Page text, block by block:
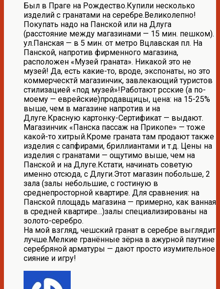
Был в Праге на Рождество.Купили несколько
изделий с гранатами на серебре.Великолепно!
Покупать надо на Панской или на Длуга
(расстояние между магазинами — 15 мин. пешком).
ул.Панская — в 5 мин. от метро Вцлавская пл. На
Панской, напротив фирменного магазина,
расположен «Музей граната». Никакой это не
музей! Да, есть какие-то, вроде, экспонаты, но это
коммерческтй магазинчик, завлекающий туристов
стилизацией «под музей»!Работают рсские (а по-
моему — еврейские)продавщицы, цена: на 15-25%
выше, чем в магазине напротив и на
Длуге.Красную картонку-Сертификат — выдают.
Магазинчик «Панска пассаж на Прикопе» — тоже
какой-то хитрый.Кроме граната там продают также
изделия с сапфирами, бриллиантами и т.д. Цены на
изделия с гранатами — ощутимо выше, чем на
Панской и на Длуге.Кстати, начинать советую
именно отсюда, с Длуги.Этот магазин побольше, 2
зала (залы небольшие, с гостиную в
среднепросторной квартире. Для сравнения: на
Панской площадь магазина — примерно, как ванная
в средней квартире…)залы специализированы на
золото-серебро.
На мой взгляд, чешский гранат в серебре выглядит
лучше.Мелкие гранённые зёрна в ажурной паутине
серебряной арматуры — дают просто изумительное
сияние и игру!